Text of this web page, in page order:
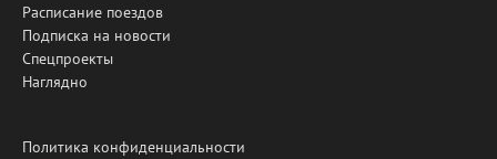
Расписание поездов
Подписка на новости
Спецпроекты
Наглядно
Политика конфиденциальности